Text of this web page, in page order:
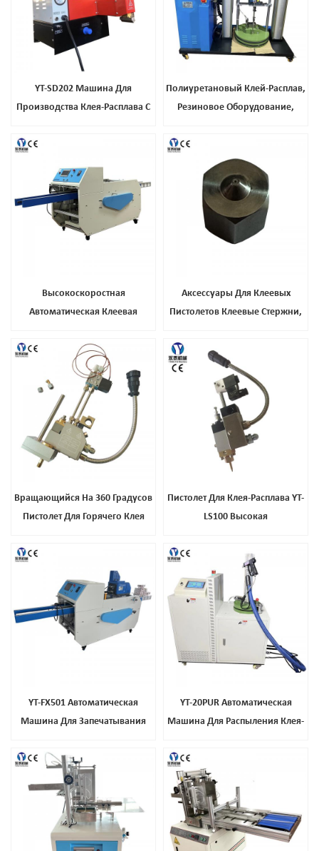
YT-SD202 Машина Для
Производства Клея-Расплава С
Полиуретановый Клей-Расплав,
Резиновое Оборудование,
Высокоскоростная
Автоматическая Клеевая
Коробок, Машина Для Горячего
Клея
Аксессуары Для Клеевых
Пистолетов Клеевые Стержни,
Вращающийся На 360 Градусов
Пистолет Для Горячего Клея
Пистолет Для Клея-Расплава YT-
LS100 Высокая
YT-FX501 Автоматическая
Машина Для Запечатывания
Полуавтоматическая
Упаковочная Машина Для
Картонных Коробок
YT-20PUR Автоматическая
Машина Для Распыления Клея-